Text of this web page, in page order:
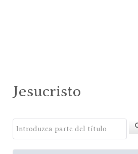
Jesucristo
Introduzca parte del título